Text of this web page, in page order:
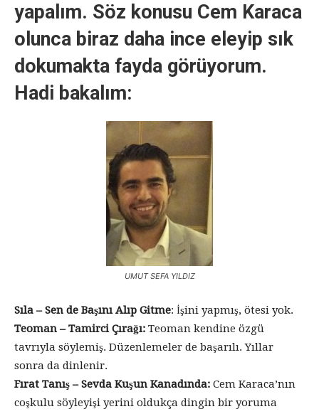
yapalım. Söz konusu Cem Karaca
olunca biraz daha ince eleyip sık
dokumakta fayda görüyorum.
Hadi bakalım:
UMUT SEFA YILDIZ
Sıla – Sen de Başını Alıp Gitme: İşini yapmış, ötesi yok.
Teoman – Tamirci Çırağı: Teoman kendine özgü
tavrıyla söylemiş. Düzenlemeler de başarılı. Yıllar
sonra da dinlenir.
Fırat Tanış – Sevda Kuşun Kanadında: Cem Karaca’nın
coşkulu söyleyişi yerini oldukça dingin bir yoruma